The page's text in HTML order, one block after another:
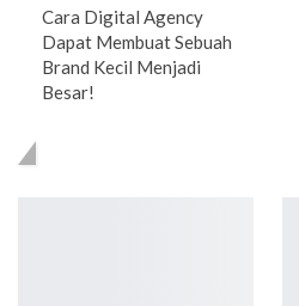
Cara Digital Agency
Dapat Membuat Sebuah
Brand Kecil Menjadi
Besar!